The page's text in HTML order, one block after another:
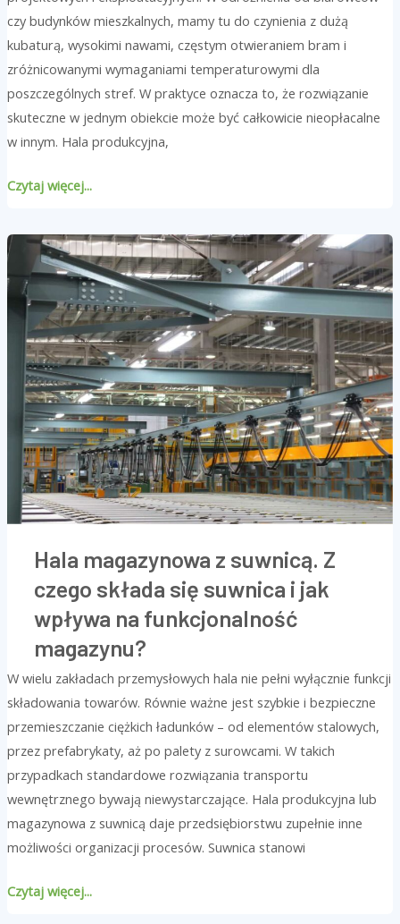
czy budynków mieszkalnych, mamy tu do czynienia z dużą
kubaturą, wysokimi nawami, częstym otwieraniem bram i
zróżnicowanymi wymaganiami temperaturowymi dla
poszczególnych stref. W praktyce oznacza to, że rozwiązanie
skuteczne w jednym obiekcie może być całkowicie nieopłacalne
w innym. Hala produkcyjna,
Czytaj więcej...
Hala magazynowa z suwnicą. Z
czego składa się suwnica i jak
wpływa na funkcjonalność
magazynu?
W wielu zakładach przemysłowych hala nie pełni wyłącznie funkcji
składowania towarów. Równie ważne jest szybkie i bezpieczne
przemieszczanie ciężkich ładunków – od elementów stalowych,
przez prefabrykaty, aż po palety z surowcami. W takich
przypadkach standardowe rozwiązania transportu
wewnętrznego bywają niewystarczające. Hala produkcyjna lub
magazynowa z suwnicą daje przedsiębiorstwu zupełnie inne
możliwości organizacji procesów. Suwnica stanowi
Hala
magazynowa
z
suwnicą.
czego
składa
suwnica
jak
wpływa
funkcjonalność
magazynu?
Czytaj więcej...